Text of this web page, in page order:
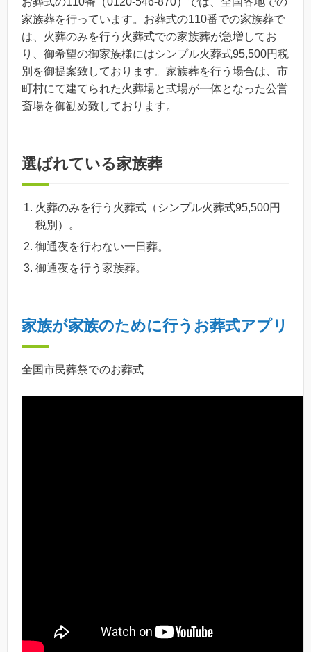
家族葬を行っています。お葬式の110番での家族葬で
は、火葬のみを行う火葬式での家族葬が急増してお
り、御希望の御家族様にはシンプル火葬式95,500円税
別を御提案致しております。家族葬を行う場合は、市
町村にて建てられた火葬場と式場が一体となった公営
斎場を御勧め致しております。
選ばれている家族葬
火葬のみを行う火葬式（シンプル火葬式95,500円
税別）。
御通夜を行わない一日葬。
御通夜を行う家族葬。
家族が家族のために行うお葬式アプリ
全国市民葬祭でのお葬式